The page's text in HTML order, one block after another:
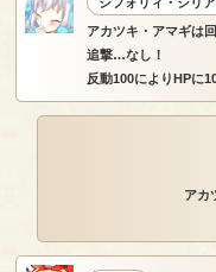
シフォリィ・シリ
アカツキ・アマギは回
追撃…なし！
反動100によりHPに
アカ